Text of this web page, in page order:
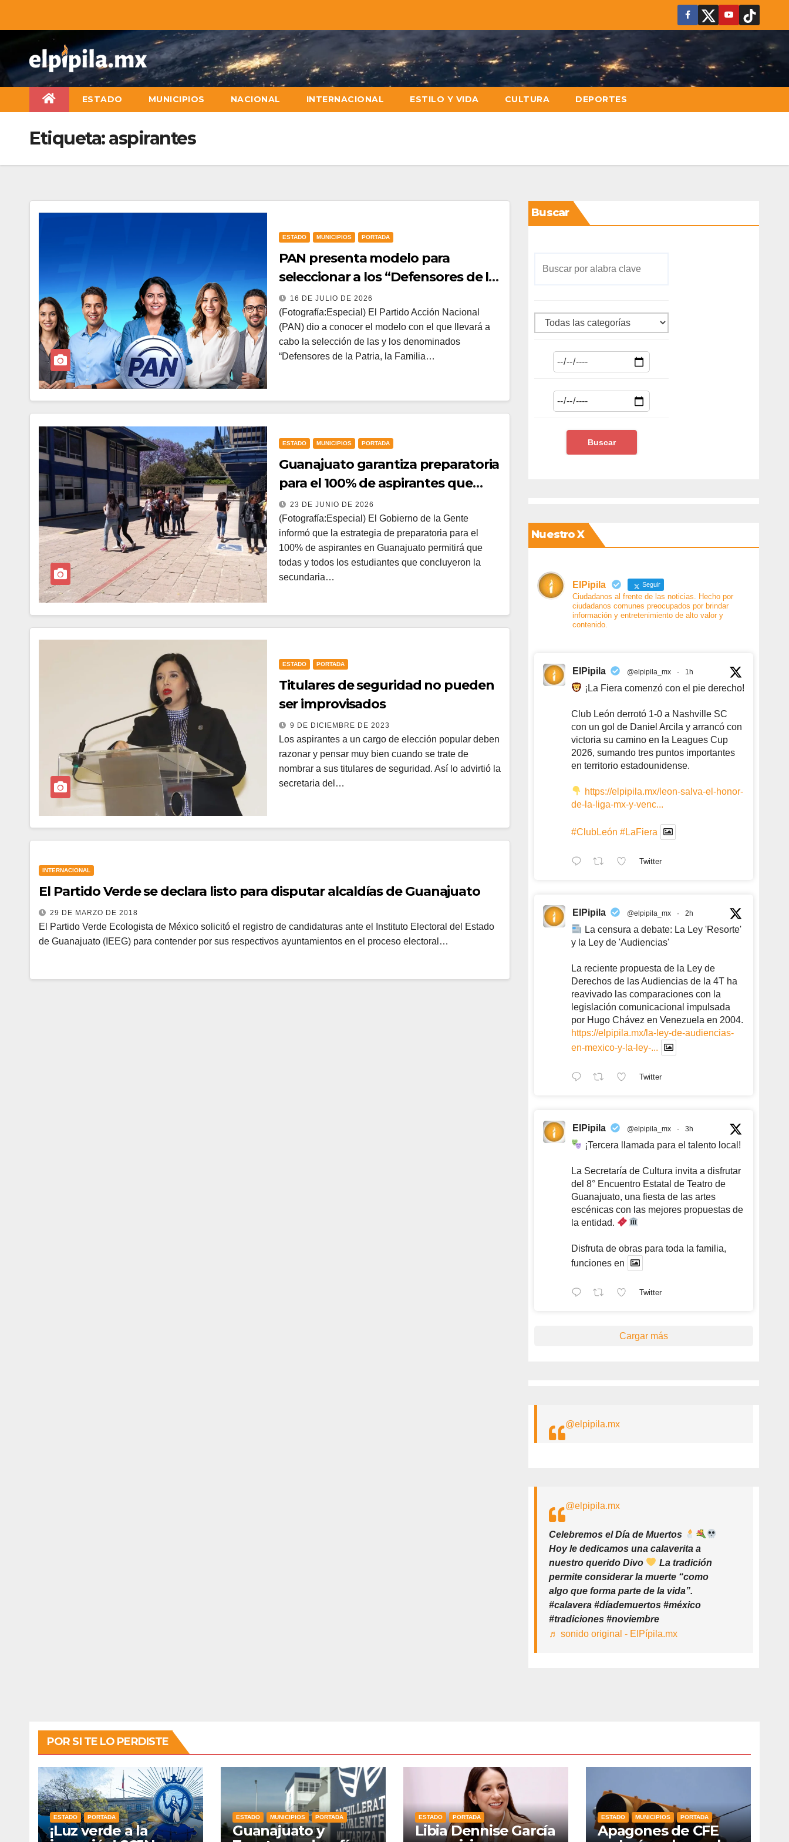
ESTADO MUNICIPIOS NACIONAL INTERNACIONAL ESTILO Y VIDA CULTURA DEPORTES
Etiqueta:aspirantes
ESTADO MUNICIPIOS PORTADA
PAN presenta modelo para
seleccionar a los “Defensores de la
Patria, la Familia y la Libertad” en
Guanajuato
16 DE JULIO DE 2026
(Fotografía:Especial) El Partido Acción Nacional
(PAN) dio a conocer el modelo con el que llevará a
cabo la selección de las y los denominados
“Defensores de la Patria, la Familia…
ESTADO MUNICIPIOS PORTADA
Guanajuato garantiza preparatoria
para el 100% de aspirantes que
concluyeron la secundaria
23 DE JUNIO DE 2026
(Fotografía:Especial) El Gobierno de la Gente
informó que la estrategia de preparatoria para el
100% de aspirantes en Guanajuato permitirá que
todas y todos los estudiantes que concluyeron la
secundaria…
ESTADO PORTADA
Titulares de seguridad no pueden
ser improvisados
9 DE DICIEMBRE DE 2023
Los aspirantes a un cargo de elección popular deben
razonar y pensar muy bien cuando se trate de
nombrar a sus titulares de seguridad. Así lo advirtió la
secretaria del…
INTERNACIONAL
El Partido Verde se declara listo para disputar alcaldías de Guanajuato
29 DE MARZO DE 2018
El Partido Verde Ecologista de México solicitó el registro de candidaturas ante el Instituto Electoral del Estado
de Guanajuato (IEEG) para contender por sus respectivos ayuntamientos en el proceso electoral…
Buscar
Nuestro X
ElPipila Seguir
Ciudadanos al frente de las noticias. Hecho por
ciudadanos comunes preocupados por brindar
información y entretenimiento de alto valor y
contenido.
ElPipila @elpipila_mx · 1h
¡La Fiera comenzó con el pie derecho!
Club León derrotó 1-0 a Nashville SC
con un gol de Daniel Arcila y arrancó con
victoria su camino en la Leagues Cup
2026, sumando tres puntos importantes
en territorio estadounidense.
https://elpipila.mx/leon-salva-el-honor-
de-la-liga-mx-y-venc...
#ClubLeón #LaFiera
Twitter
ElPipila @elpipila_mx · 2h
La censura a debate: La Ley 'Resorte'
y la Ley de 'Audiencias'
La reciente propuesta de la Ley de
Derechos de las Audiencias de la 4T ha
reavivado las comparaciones con la
legislación comunicacional impulsada
por Hugo Chávez en Venezuela en 2004.
https://elpipila.mx/la-ley-de-audiencias-
en-mexico-y-la-ley-...
Twitter
ElPipila @elpipila_mx · 3h
¡Tercera llamada para el talento local!
La Secretaría de Cultura invita a disfrutar
del 8° Encuentro Estatal de Teatro de
Guanajuato, una fiesta de las artes
escénicas con las mejores propuestas de
la entidad.
Disfruta de obras para toda la familia,
funciones en
Twitter
Cargar más
@elpipila.mx
@elpipila.mx
Celebremos el Día de Muertos
Hoy le dedicamos una calaverita a
nuestro querido Divo
La tradición
permite considerar la muerte “como
algo que forma parte de la vida”.
#calavera #díademuertos #méxico
#tradiciones #noviembre
♬ sonido original - ElPípila.mx
POR SI TE LO PERDISTE
ESTADO PORTADA
¡Luz verde a la
ESTADO MUNICIPIOS PORTADA
Guanajuato y
ESTADO PORTADA
Libia Dennise García
ESTADO MUNICIPIOS PORTADA
Apagones de CFE